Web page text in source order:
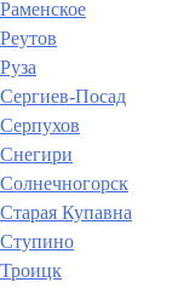
Раменское
Реутов
Руза
Сергиев-Посад
Серпухов
Снегири
Солнечногорск
Старая Купавна
Ступино
Троицк